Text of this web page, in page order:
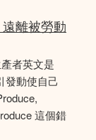
離被勞動
者英文是
發動使自己
這個錯